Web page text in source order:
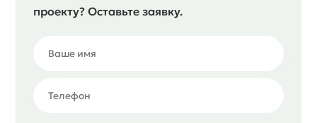
проекту? Оставьте заявку.